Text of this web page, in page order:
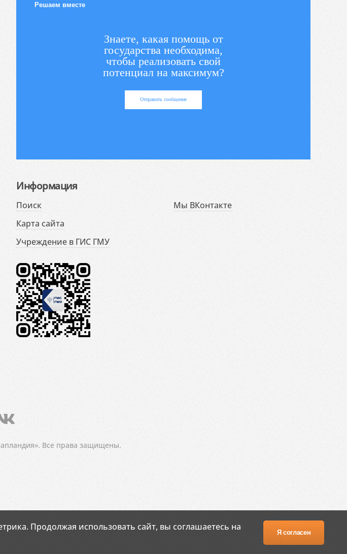
Решаем вместе
Знаете, какая помощь от
государства необходима,
чтобы реализовать свой
потенциал на максимум?
Отправить сообщение
Информация
Поиск
Карта сайта
Учреждение в ГИС ГМУ
Мы ВКонтакте
Все права защищены.
Продолжая использовать сайт, вы соглашаетесь на
Я согласен